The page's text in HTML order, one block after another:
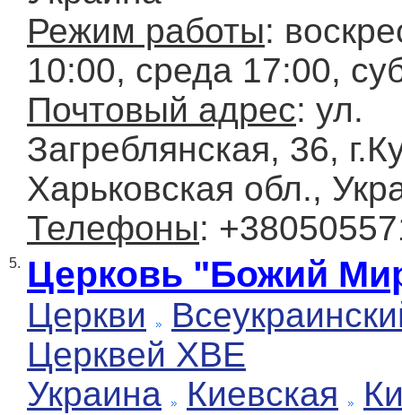
Режим работы:
10:00, среда 17:00,
Почтовый адрес: ул.
Загреблянская, 36,
Харьковская обл.,
Телефоны:
5. Церковь "Божий
Церкви
Церквей ХВЕ
Украина
Киевская